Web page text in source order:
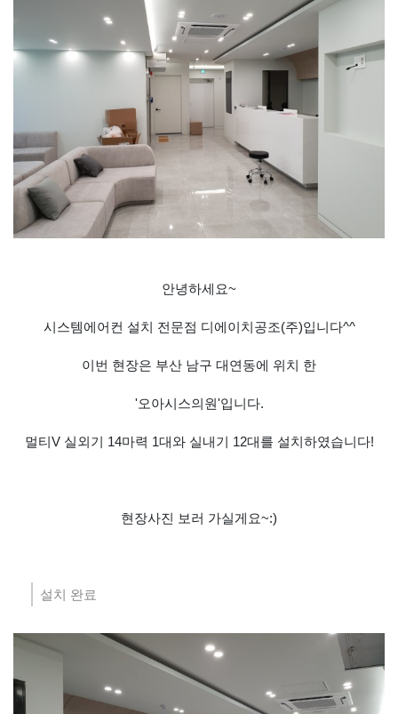
안녕하세요~
시스템에어컨 설치 전문점 디에이치공조(주)입니다^^
이번 현장은 부산 남구 대연동에 위치 한
'오아시스의원'입니다.
멀티V 실외기 14마력 1대와 실내기 12대를 설치하였습니다!
현장사진 보러 가실게요~:)
설치 완료